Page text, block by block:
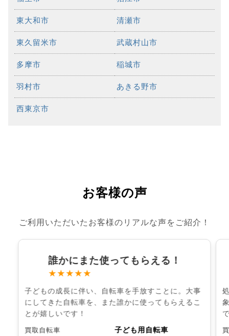
東大和市 清瀬市
東久留米市 武蔵村山市
多摩市 稲城市
羽村市 あきる野市
西東京市
お客様の声
ご利用いただいたお客様のリアルな声をご紹介！
誰かにまた使ってもらえる！
★★★★★
子どもの成長に伴い、自転車を手放すことに。大事
にしてきた自転車を、また誰かに使ってもらえるこ
とが嬉しいです！
買取自転車 子ども用自転車